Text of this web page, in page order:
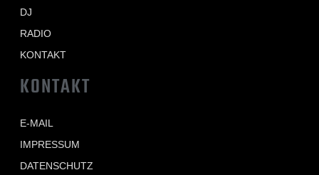
DJ
RADIO
KONTAKT
KONTAKT
E-MAIL
IMPRESSUM
DATENSCHUTZ